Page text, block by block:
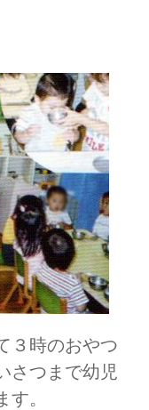
３時のおやつ
さつまで幼児
。